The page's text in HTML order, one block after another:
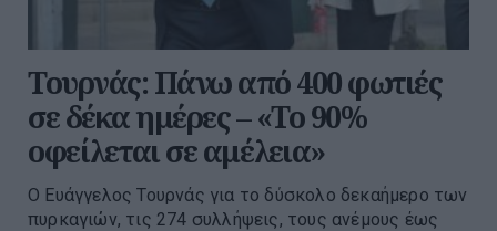
Τουρνάς: Πάνω από 400 φωτιές
σε δέκα ημέρες – «Το 90%
οφείλεται σε αμέλεια»
Ο Ευάγγελος Τουρνάς για το δύσκολο δεκαήμερο των
πυρκαγιών, τις 274 συλλήψεις, τους ανέμους έως